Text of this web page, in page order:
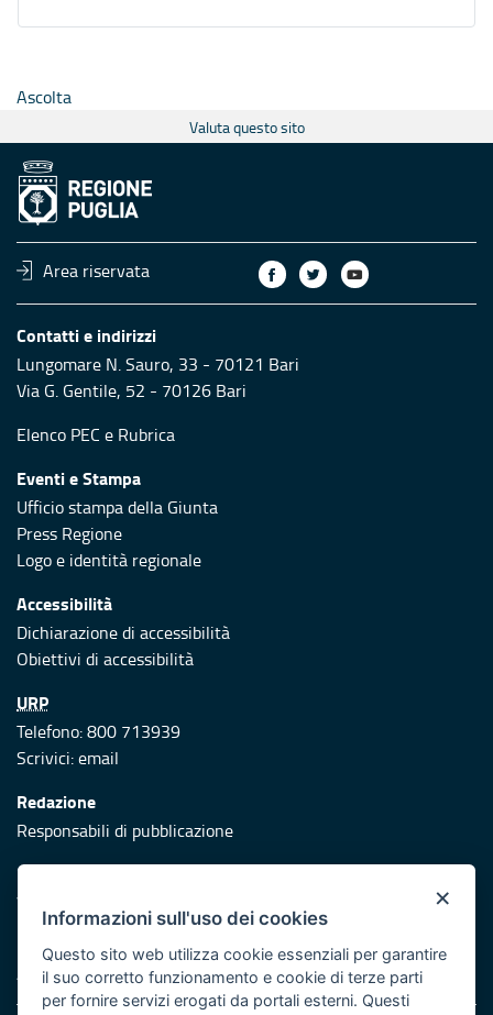
Ascolta
Valuta questo sito
Area riservata
Contatti e indirizzi
Lungomare N. Sauro, 33 - 70121 Bari
Via G. Gentile, 52 - 70126 Bari
Elenco PEC e Rubrica
Eventi e Stampa
Ufficio stampa della Giunta
Press Regione
Logo e identità regionale
Accessibilità
Dichiarazione di accessibilità
Obiettivi di accessibilità
URP
Telefono: 800 713939
Scrivici:email
Redazione
Responsabili di pubblicazione
Protezione civile
Vai al sito di Protezione Civile Puglia
Iniziativa finanziata con risorse del POR Puglia 2014/2020 -
Asse XI
×
Informazioni sull'uso dei cookies
Questo sito web utilizza cookie essenziali per garantire
il suo corretto funzionamento e cookie di terze parti
per fornire servizi erogati da portali esterni. Questi